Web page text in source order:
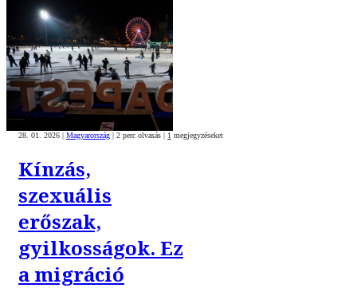
28. 01. 2026 | Magyarország | 2 perc olvasás | 1 megjegyzéseket
Kínzás,
szexuális
erőszak,
gyilkosságok. Ez
a migráció